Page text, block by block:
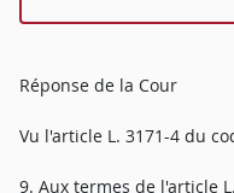
Réponse de la Cour
Vu l'article L. 3171-4 du
9. Aux termes de l'article